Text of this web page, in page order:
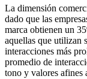
La dimensión
dado que las
marca obtienen un
aquellas que utilizan
interacciones más
promedio de
tono y valores afines